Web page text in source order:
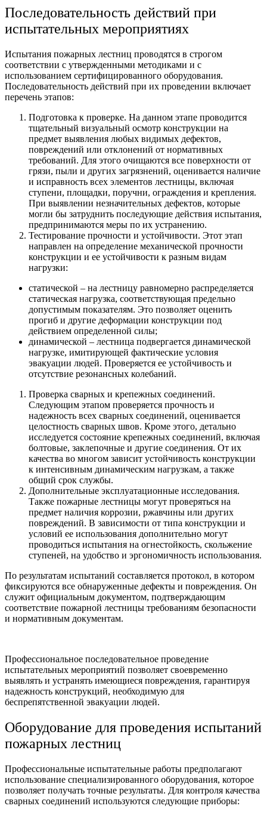
Последовательность действий при
испытательных мероприятиях
Испытания пожарных лестниц проводятся в строгом
соответствии с утвержденными методиками и с
использованием сертифицированного оборудования.
Последовательность действий при их проведении включает
перечень этапов:
Подготовка к проверке. На данном этапе проводится
тщательный визуальный осмотр конструкции на
предмет выявления любых видимых дефектов,
повреждений или отклонений от нормативных
требований. Для этого очищаются все поверхности от
грязи, пыли и других загрязнений, оценивается наличие
и исправность всех элементов лестницы, включая
ступени, площадки, поручни, ограждения и крепления.
При выявлении незначительных дефектов, которые
могли бы затруднить последующие действия испытания,
предпринимаются меры по их устранению.
Тестирование прочности и устойчивости. Этот этап
направлен на определение механической прочности
конструкции и ее устойчивости к разным видам
нагрузки:
статической – на лестницу равномерно распределяется
статическая нагрузка, соответствующая предельно
допустимым показателям. Это позволяет оценить
прогиб и другие деформации конструкции под
действием определенной силы;
динамической – лестница подвергается динамической
нагрузке, имитирующей фактические условия
эвакуации людей. Проверяется ее устойчивость и
отсутствие резонансных колебаний.
Проверка сварных и крепежных соединений.
Следующим этапом проверяется прочность и
надежность всех сварных соединений, оценивается
целостность сварных швов. Кроме этого, детально
исследуется состояние крепежных соединений, включая
болтовые, заклепочные и другие соединения. От их
качества во многом зависит устойчивость конструкции
к интенсивным динамическим нагрузкам, а также
общий срок службы.
Дополнительные эксплуатационные исследования.
Также пожарные лестницы могут проверяться на
предмет наличия коррозии, ржавчины или других
повреждений. В зависимости от типа конструкции и
условий ее использования дополнительно могут
проводиться испытания на огнестойкость, скольжение
ступеней, на удобство и эргономичность использования.
По результатам испытаний составляется протокол, в котором
фиксируются все обнаруженные дефекты и повреждения. Он
служит официальным документом, подтверждающим
соответствие пожарной лестницы требованиям безопасности
и нормативным документам.
Профессиональное последовательное проведение
испытательных мероприятий позволяет своевременно
выявлять и устранять имеющиеся повреждения, гарантируя
надежность конструкций, необходимую для
беспрепятственной эвакуации людей.
Оборудование для проведения испытаний
пожарных лестниц
Профессиональные испытательные работы предполагают
использование специализированного оборудования, которое
позволяет получать точные результаты. Для контроля качества
сварных соединений используются следующие приборы: